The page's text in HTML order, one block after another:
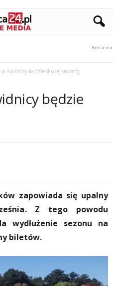
w Świdnicy będzie dłużej otwarty
będzie
zapowiada się upalny
Z tego powodu
wydłużenie sezonu na
biletów.